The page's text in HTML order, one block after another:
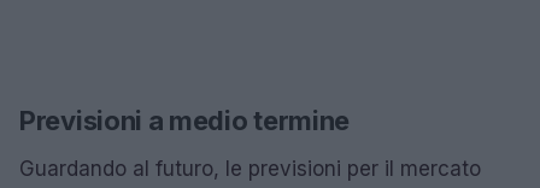
Previsioni a medio termine
Guardando al futuro, le previsioni per il mercato